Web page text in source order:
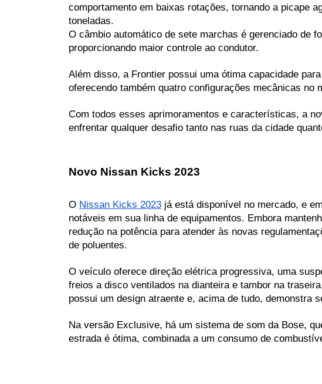
comportamento em baixas rotações, tornando a picape
toneladas.
O câmbio automático de sete marchas é gerenciado de
proporcionando maior controle ao condutor.
Além disso, a Frontier possui uma ótima capacidade
oferecendo também quatro configurações mecânicas
Com todos esses aprimoramentos e características, a
enfrentar qualquer desafio tanto nas ruas da cidade
Novo Nissan Kicks 2023
O Nissan Kicks 2023 já está disponível no mercado, e
notáveis em sua linha de equipamentos. Embora
redução na potência para atender às novas
de poluentes.
O veículo oferece direção elétrica progressiva, uma
freios a disco ventilados na dianteira e tambor na
possui um design atraente e, acima de tudo, demonstra
Na versão Exclusive, há um sistema de som da Bose,
estrada é ótima, combinada a um consumo de